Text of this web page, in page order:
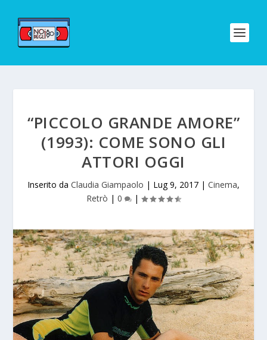
“PICCOLO GRANDE AMORE”
(1993): COME SONO GLI
ATTORI OGGI
Inserito da Claudia Giampaolo | Lug 9, 2017 | Cinema,
Retrò | 0 |